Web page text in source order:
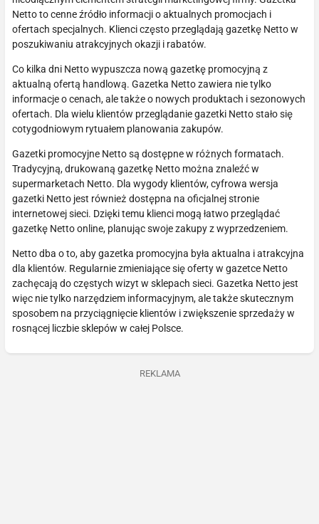
Netto to cenne źródło informacji o aktualnych promocjach i
ofertach specjalnych. Klienci często przeglądają gazetkę Netto w
poszukiwaniu atrakcyjnych okazji i rabatów.
Co kilka dni Netto wypuszcza nową gazetkę promocyjną z
aktualną ofertą handlową. Gazetka Netto zawiera nie tylko
informacje o cenach, ale także o nowych produktach i sezonowych
ofertach. Dla wielu klientów przeglądanie gazetki Netto stało się
cotygodniowym rytuałem planowania zakupów.
Gazetki promocyjne Netto są dostępne w różnych formatach.
Tradycyjną, drukowaną gazetkę Netto można znaleźć w
supermarketach Netto. Dla wygody klientów, cyfrowa wersja
gazetki Netto jest również dostępna na oficjalnej stronie
internetowej sieci. Dzięki temu klienci mogą łatwo przeglądać
gazetkę Netto online, planując swoje zakupy z wyprzedzeniem.
Netto dba o to, aby gazetka promocyjna była aktualna i atrakcyjna
dla klientów. Regularnie zmieniające się oferty w gazetce Netto
zachęcają do częstych wizyt w sklepach sieci. Gazetka Netto jest
więc nie tylko narzędziem informacyjnym, ale także skutecznym
sposobem na przyciągnięcie klientów i zwiększenie sprzedaży w
rosnącej liczbie sklepów w całej Polsce.
REKLAMA